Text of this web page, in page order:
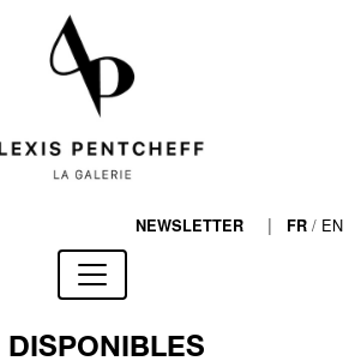
NEWSLETTER | FR / EN
DISPONIBLES